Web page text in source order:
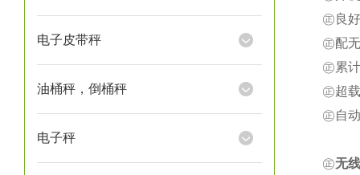
电子皮带秤
油桶秤，倒桶秤
电子秤
㊣良
㊣配
㊣累
㊣超
㊣自
㊣无